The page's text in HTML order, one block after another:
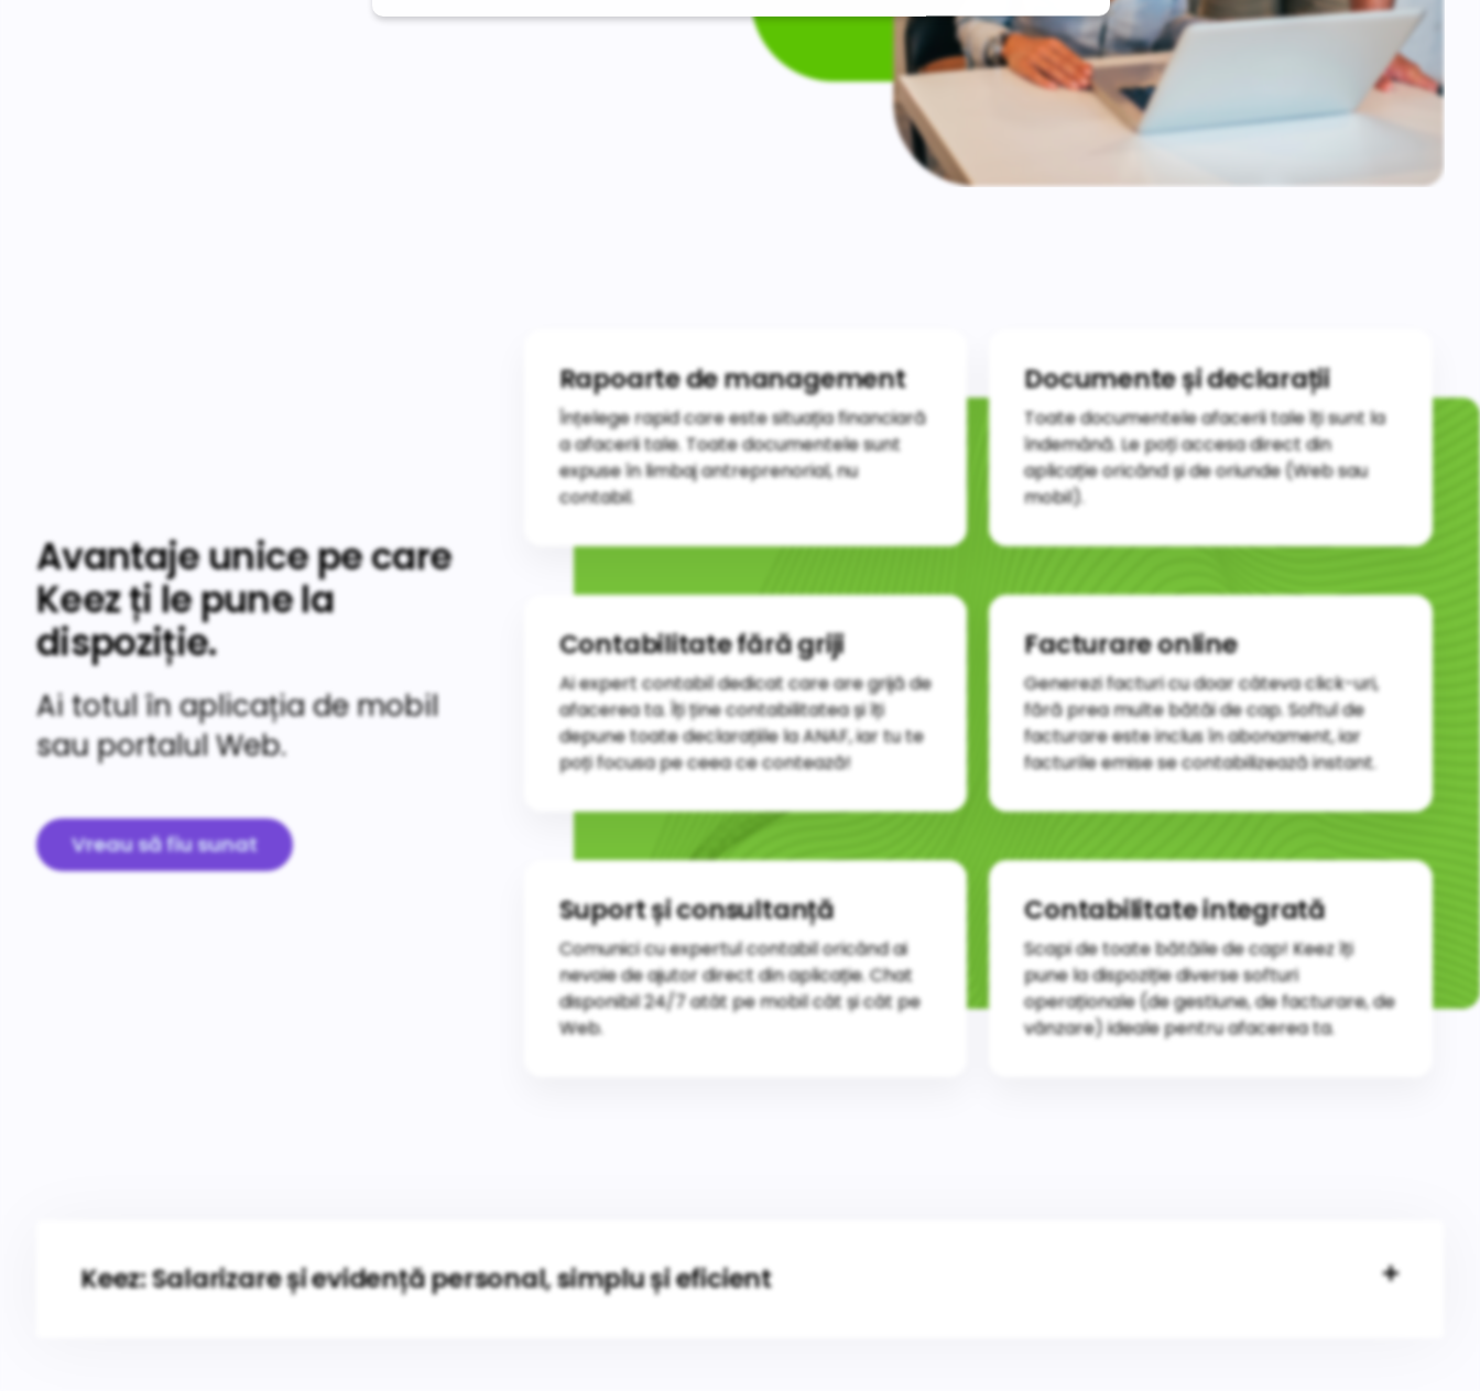
Avantaje unice pe care
Keez ți le pune la
dispoziție.
Ai totul în aplicația de mobil
sau portalul Web.
Vreau să fiu sunat
Rapoarte de management
Înțelege rapid care este situația financiară
a afacerii tale. Toate documentele sunt
expuse în limbaj antreprenorial, nu
contabil.
Documente și declarații
Toate documentele afacerii tale îți sunt la
îndemână. Le poți accesa direct din
aplicație oricând și de oriunde (Web sau
mobil).
Contabilitate fără griji
Ai expert contabil dedicat care are grijă de
afacerea ta. Îți ține contabilitatea și îți
depune toate declarațiile la ANAF, iar tu te
poți focusa pe ceea ce contează!
Facturare online
Generezi facturi cu doar câteva click-uri,
fără prea multe bătăi de cap. Softul de
facturare este inclus în abonament, iar
facturile emise se contabilizează instant.​
Suport și consultanță
Comunici cu expertul contabil oricând ai
nevoie de ajutor direct din aplicație. Chat
disponibil 24/7 atât pe mobil cât și cât pe
Web.
Contabilitate integrată
Scapi de toate bătăile de cap! Keez îți
pune la dispoziție diverse softuri
operaționale (de gestiune, de facturare, de
vânzare) ideale pentru afacerea ta.
Keez: Salarizare și evidență personal, simplu și eficient